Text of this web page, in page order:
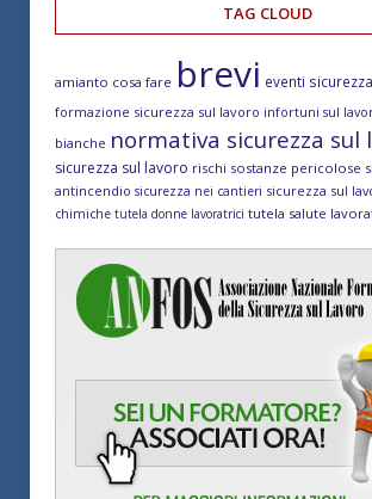
TAG CLOUD
amianto cosa fare brevi eventi
formazione sicurezza sul lavoro infortuni sul
bianche normativa sicurezza sul
sicurezza sul lavoro rischi sostanze pericolose
antincendio sicurezza nei cantieri sicurezza sul
chimiche tutela donne lavoratrici tutela salute